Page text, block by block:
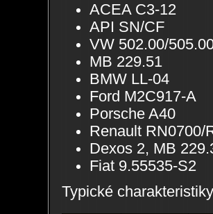
ACEA C3-12
API SN/CF
VW 502.00/
MB 229.51
BMW LL-04
Ford M2C917-A
Porsche A40
Renault RN0700/
Dexos 2, MB
Fiat 9.55535-S2
Typické charakteristiky